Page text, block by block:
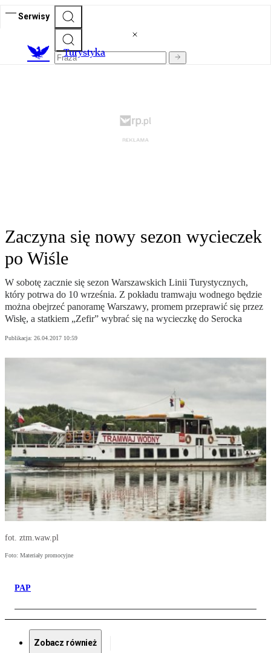
Serwisy
Turystyka
Zaczyna się nowy sezon wycieczek
po Wiśle
W sobotę zacznie się sezon Warszawskich Linii Turystycznych,
który potrwa do 10 września. Z pokładu tramwaju wodnego będzie
można obejrzeć panoramę Warszawy, promem przeprawić się przez
Wisłę, a statkiem „Zefir” wybrać się na wycieczkę do Serocka
Publikacja: 26.04.2017 10:59
fot. ztm.waw.pl
Foto: Materiały promocyjne
PAP
Zobacz również